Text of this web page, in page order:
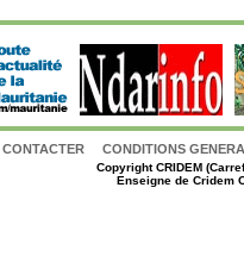
CONTACTER CONDITIONS
CopyrightCRIDEM
Enseigne de Cridem